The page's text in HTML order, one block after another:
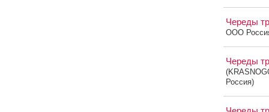
Череды
OOO
Череды
Россия)